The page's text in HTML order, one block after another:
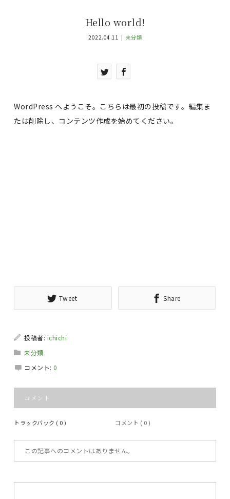
Hello world!
2022.04.11 未分類
WordPress へようこそ。こちらは最初の投稿です。編集ま
たは削除し、コンテンツ作成を始めてください。
Tweet Share
投稿者: ichichi
未分類
コメント:0
コメント
トラックバック ( 0 ) コメント ( 0 )
この記事へのコメントはありません。